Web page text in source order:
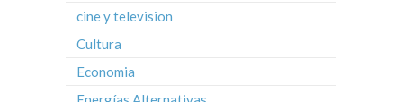
cine y television
Cultura
Economia